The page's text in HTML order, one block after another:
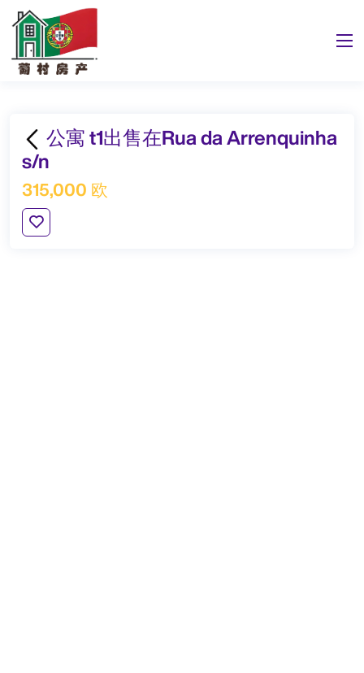
公寓 t1出售在Rua da Arrenquinha
s/n
315,000 欧